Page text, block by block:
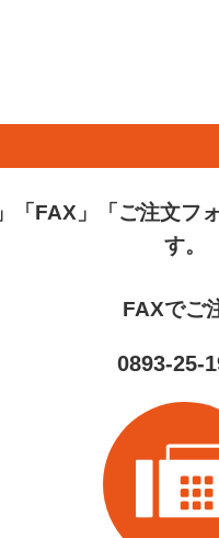
「FAX」「ご注文フ
す。
FAXでご
0893-25-